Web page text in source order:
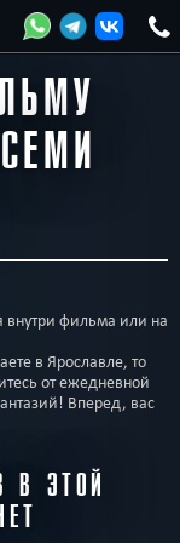
внутри фильма или на
в Ярославле, то
от ежедневной
Вперед, вас
В ЭТОЙ